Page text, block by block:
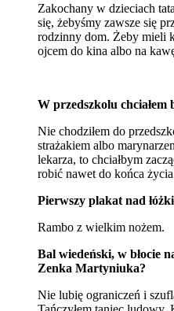
Zakochany w dzieciach
się, żebyśmy zawsze się
rodzinny dom. Żeby mieli
ojcem do kina albo na
W przedszkolu
Nie chodziłem do
strażakiem albo
lekarza, to chciałbym
robić nawet do końca
Pierwszy plakat nad
Rambo z wielkim nożem.
Bal wiedeński, w błocie
Zenka Martyniuka?
Nie lubię ograniczeń i